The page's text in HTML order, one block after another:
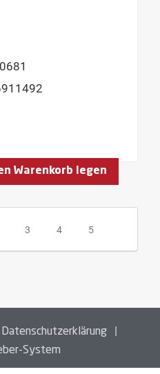
Warenkorb legen
3 4 5
Datenschutzerklärung
System